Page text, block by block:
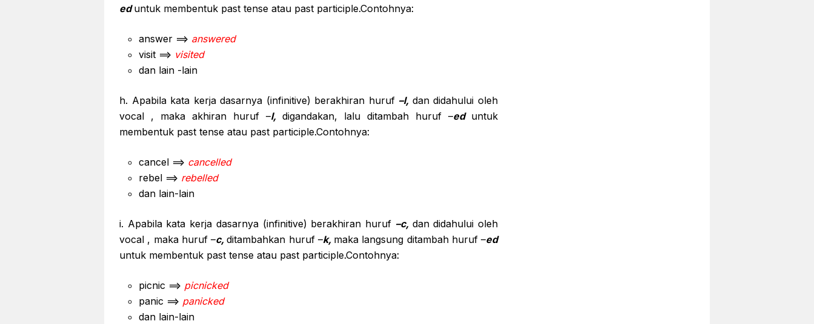
eduntuk membentuk past tense atau past participle.Contohnya:
answer ==> answered
visit ==> visited
dan lain -lain
h. Apabila kata kerja dasarnya (infinitive) berakhiran huruf –l, dan didahului oleh
vocal , maka akhiran huruf –l, digandakan, lalu ditambah huruf –ed untuk
membentuk past tense atau past participle.Contohnya:
cancel ==> cancelled
rebel ==> rebelled
dan lain-lain
i. Apabila kata kerja dasarnya (infinitive) berakhiran huruf –c, dan didahului oleh
vocal , maka huruf –c,ditambahkan huruf –k, maka langsung ditambah huruf –ed
untuk membentuk past tense atau past participle.Contohnya:
picnic ==> picnicked
panic ==> panicked
dan lain-lain